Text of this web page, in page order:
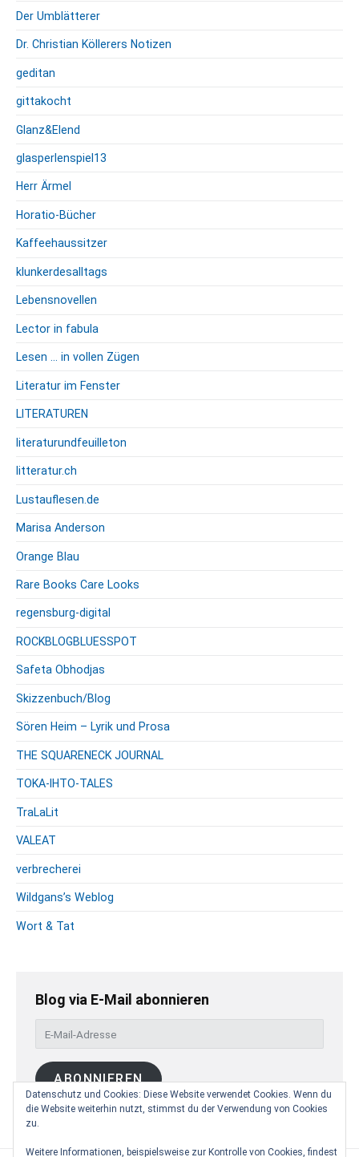
Der Umblätterer
Dr. Christian Köllerers Notizen
geditan
gittakocht
Glanz&Elend
glasperlenspiel13
Herr Ärmel
Horatio-Bücher
Kaffeehaussitzer
klunkerdesalltags
Lebensnovellen
Lector in fabula
Lesen … in vollen Zügen
Literatur im Fenster
LITERATUREN
literaturundfeuilleton
litteratur.ch
Lustauflesen.de
Marisa Anderson
Orange Blau
Rare Books Care Looks
regensburg-digital
ROCKBLOGBLUESSPOT
Safeta Obhodjas
Skizzenbuch/Blog
Sören Heim – Lyrik und Prosa
THE SQUARENECK JOURNAL
TOKA-IHTO-TALES
TraLaLit
VALEAT
verbrecherei
Wildgans’s Weblog
Wort & Tat
Blog via E-Mail abonnieren
M
a
i
l
A
ABONNIEREN
Datenschutz und Cookies: Diese Website verwendet Cookies. Wenn du
die Website weiterhin nutzt, stimmst du der Verwendung von Cookies
zu.
Weitere Informationen, beispielsweise zur Kontrolle von Cookies, findest